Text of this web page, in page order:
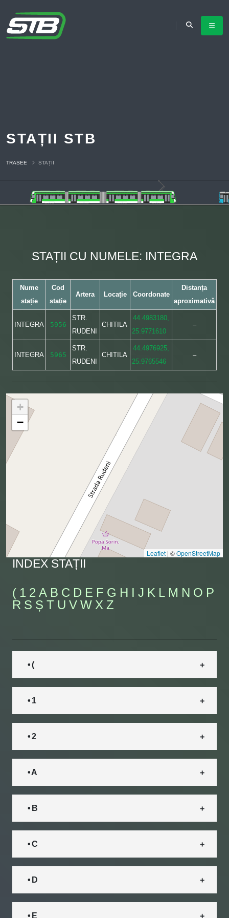
STAȚII STB
TRASEE STAȚII
STAȚII CU NUMELE: INTEGRA
Nume
stație
Cod
stație
Artera Locație Coordonate
Distanța
aproximativă
INTEGRA 5956
STR.
RUDENI
CHITILA
44.4983180,
25.9771610
–
INTEGRA 5965
STR.
RUDENI
CHITILA
44.4976925,
25.9765546
–
+
−
Leaflet | ©OpenStreetMap
INDEX STAȚII
( 1 2 A B C D E F G H I J K L M N O P
R S Ș T U V W X Z
• (
• 1
• 2
• A
• B
• C
• D
• E